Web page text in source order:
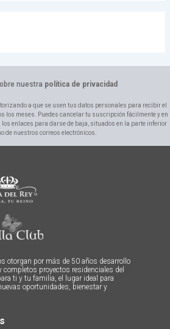
nuestra política de privacidad
a que se usen tus datos personales para recibir el
los meses. Puedes cancelar tu suscripción fácilmente y en
enlaces para darse de baja, situados en la parte inferior
de nuestros correos electrónicos.
otorgan por más de 50 años desarrollo
proyectos residenciales del
ti y tu familia, el lugar ideal para
oportunidades, bienestar y